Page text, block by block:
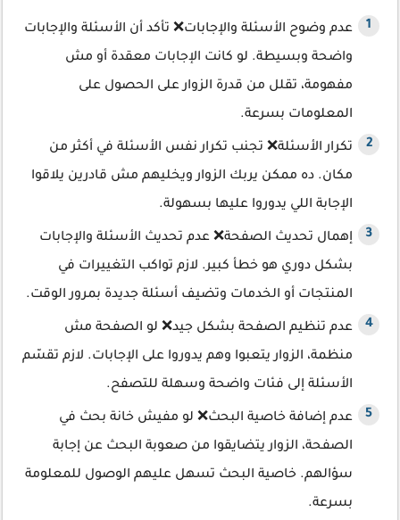
عدم وضوح الأسئلة والإجابات❌ تأكد أن الأسئلة والإجابات
واضحة وبسيطة. لو كانت الإجابات معقدة أو مش
مفهومة، تقلل من قدرة الزوار على الحصول على
المعلومات بسرعة.
تكرار الأسئلة❌ تجنب تكرار نفس الأسئلة في أكثر من
مكان. ده ممكن يربك الزوار ويخليهم مش قادرين يلاقوا
الإجابة اللي يدوروا عليها بسهولة.
إهمال تحديث الصفحة❌ عدم تحديث الأسئلة والإجابات
بشكل دوري هو خطأ كبير. لازم تواكب التغييرات في
المنتجات أو الخدمات وتضيف أسئلة جديدة بمرور الوقت.
عدم تنظيم الصفحة بشكل جيد❌ لو الصفحة مش
منظمة، الزوار يتعبوا وهم يدوروا على الإجابات. لازم تقسّم
الأسئلة إلى فئات واضحة وسهلة للتصفح.
عدم إضافة خاصية البحث❌ لو مفيش خانة بحث في
الصفحة، الزوار يتضايقوا من صعوبة البحث عن إجابة
سؤالهم. خاصية البحث تسهل عليهم الوصول للمعلومة
بسرعة.